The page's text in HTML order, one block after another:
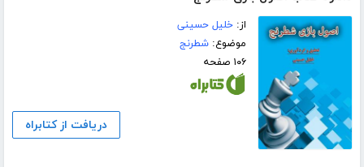
از:خلیل حسینی
موضوع:شطرنج
۱۰۶ صفحه
دریافت از کتابراه